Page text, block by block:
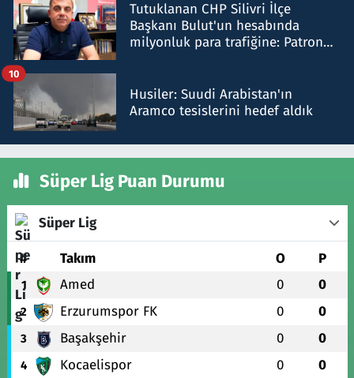
Tutuklanan CHP Silivri İlçe
Başkanı Bulut'un hesabında
milyonluk para trafiğine: Patron
Husiler: Suudi Arabistan'ın
Aramco tesislerini hedef aldık
10
Süper Lig Puan Durumu
Süper Lig
# Takım O P
1 Amed 0 0
2 Erzurumspor FK 0 0
3 Başakşehir 0 0
4 Kocaelispor 0 0